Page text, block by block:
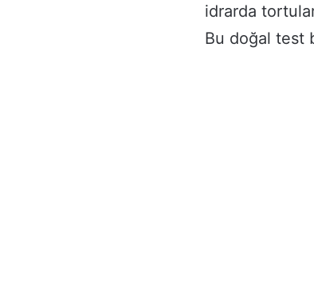
idrarda
Bu doğal test